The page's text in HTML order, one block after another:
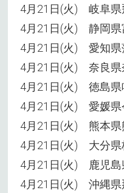
4月21日(火) 岐阜県
4月21日(火) 静岡県
4月21日(火) 愛知県
4月21日(火) 奈良県
4月21日(火) 徳島県
4月21日(火) 愛媛県
4月21日(火) 熊本県
4月21日(火) 大分県
4月21日(火) 鹿児島
4月21日(火) 沖縄県